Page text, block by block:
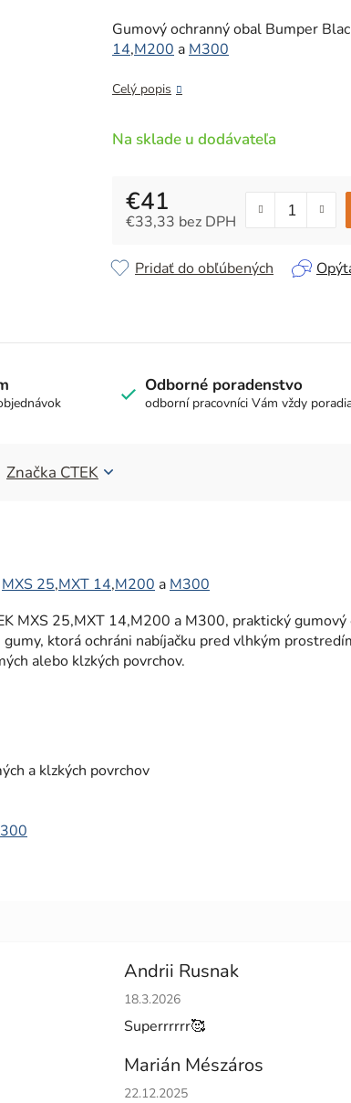
0,0
z
hviezdičiek.
Gumový ochranný obal Bumper
14,M200 a M300
Celý popis
Na sklade u dodávateľa
€41
€33,33 bez DPH
Pridať do obľúbených
Odborné poradenstvo
odborní pracovníci Vám vždy
Značka CTEK
MXS 25,MXT 14,M200 a M300
MXS 25,MXT 14,M200 a M300, praktický
ktorá ochráni nabíjačku pred vlhkým
alebo klzkých povrchov.
a klzkých povrchov
Andrii Rusnak
Hodnotenie obchodu je 5 z 5
18.3.2026
Superrrrrr🥰
Marián Mészáros
Hodnotenie obchodu je 5 z 5
22.12.2025